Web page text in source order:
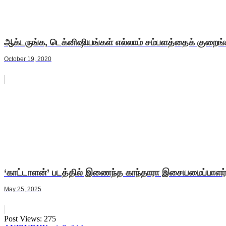
ஆக்டருங்க, டெக்னிஷியங்கள் எல்லாம் சம்பளத்தைக்
October 19, 2020
‘காட்டாளன்’ படத்தில் இணைந்த காந்தாரா
May 25, 2025
Post Views: 275